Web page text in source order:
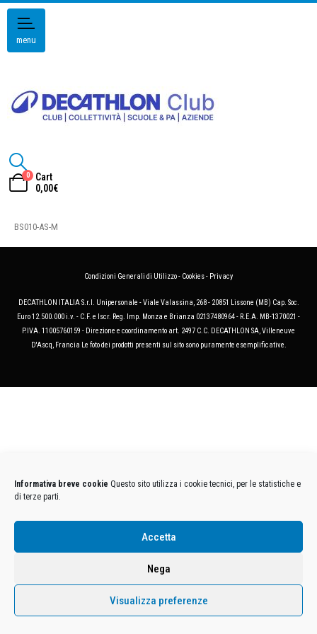
Informativa breve cookie Questo sito utilizza i cookie tecnici, per le statistiche e
di terze parti.
Accetta
Nega
Visualizza preferenze
menu
0
Cart
0,00€
BS010-AS-M
Condizioni Generali di Utilizzo- Cookies- Privacy
DECATHLON ITALIA S.r.l. Unipersonale - Viale Valassina, 268 - 20851 Lissone (MB) Cap. Soc.
Euro 12.500.000 i.v. - C.F. e Iscr. Reg. Imp. Monza e Brianza 02137480964 - R.E.A. MB-1370021 -
P.IVA. 11005760159 - Direzione e coordinamento art. 2497 C.C. DECATHLON SA, Villeneuve
D'Ascq, Francia Le foto dei prodotti presenti sul sito sono puramente esemplificative.